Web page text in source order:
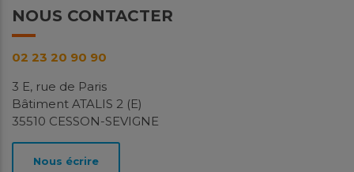
Avril
2026
Surveillance des niveaux de
NOUS CONTACTER
02 23 20 90 90
3 E, rue de Paris
Bâtiment ATALIS 2 (E)
35510 CESSON-SEVIGNE
Nous écrire